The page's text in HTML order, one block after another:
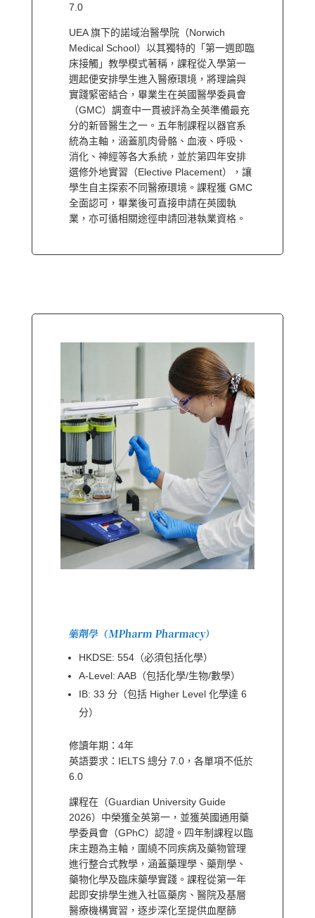
7.0
UEA 旗下的諾域治醫學院（Norwich
Medical School）以其獨特的「第一週即臨
床接觸」教學模式著稱，課程從入學第一
週起便安排學生進入醫療環境，將理論與
實踐緊密結合，畢業生在英國醫學委員會
（GMC）調查中一貫被評為全英準備最充
分的新晉醫生之一。五年制課程以器官系
統為主軸，涵蓋肌肉骨骼、血液、呼吸、
消化、神經等各大系統，並於第四年安排
選修外地實習（Elective Placement），讓
學生自主探索不同醫療環境。課程獲 GMC
全面認可，畢業後可直接申請在英國執
業，亦可循相關途徑申請回港執業資格。
藥劑學（MPharm Pharmacy）
HKDSE: 554（必須包括化學）
A-Level: AAB（包括化學/生物/數學）
IB: 33 分（包括 Higher Level 化學達 6
分）
修讀年期：4年
英語要求：IELTS 總分 7.0，各單項不低於
6.0
課程在（Guardian University Guide
2026）中榮獲全英第一，並獲英國通用藥
學委員會（GPhC）認證。四年制課程以臨
床主題為主軸，圍繞不同疾病及藥物管理
進行整合式教學，涵蓋藥理學、藥劑學、
藥物化學及臨床藥學實踐。課程從第一年
起即安排學生進入社區藥房、醫院及基層
醫療機構實習，逐步深化至提供血壓篩